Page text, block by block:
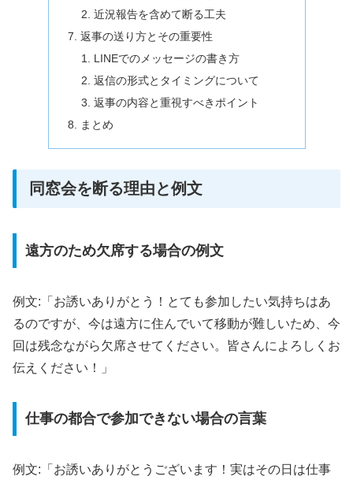
近況報告を含めて断る工夫
返事の送り方とその重要性
LINEでのメッセージの書き方
返信の形式とタイミングについて
返事の内容と重視すべきポイント
まとめ
同窓会を断る理由と例文
遠方のため欠席する場合の例文
例文:「お誘いありがとう！とても参加したい気持ちはあ
るのですが、今は遠方に住んでいて移動が難しいため、今
回は残念ながら欠席させてください。皆さんによろしくお
伝えください！」
仕事の都合で参加できない場合の言葉
例文:「お誘いありがとうございます！実はその日は仕事